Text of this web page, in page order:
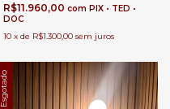
R$11.960,00 com PIX • TED •
DOC
10 x de R$1.300,00 sem juros
Esgotado